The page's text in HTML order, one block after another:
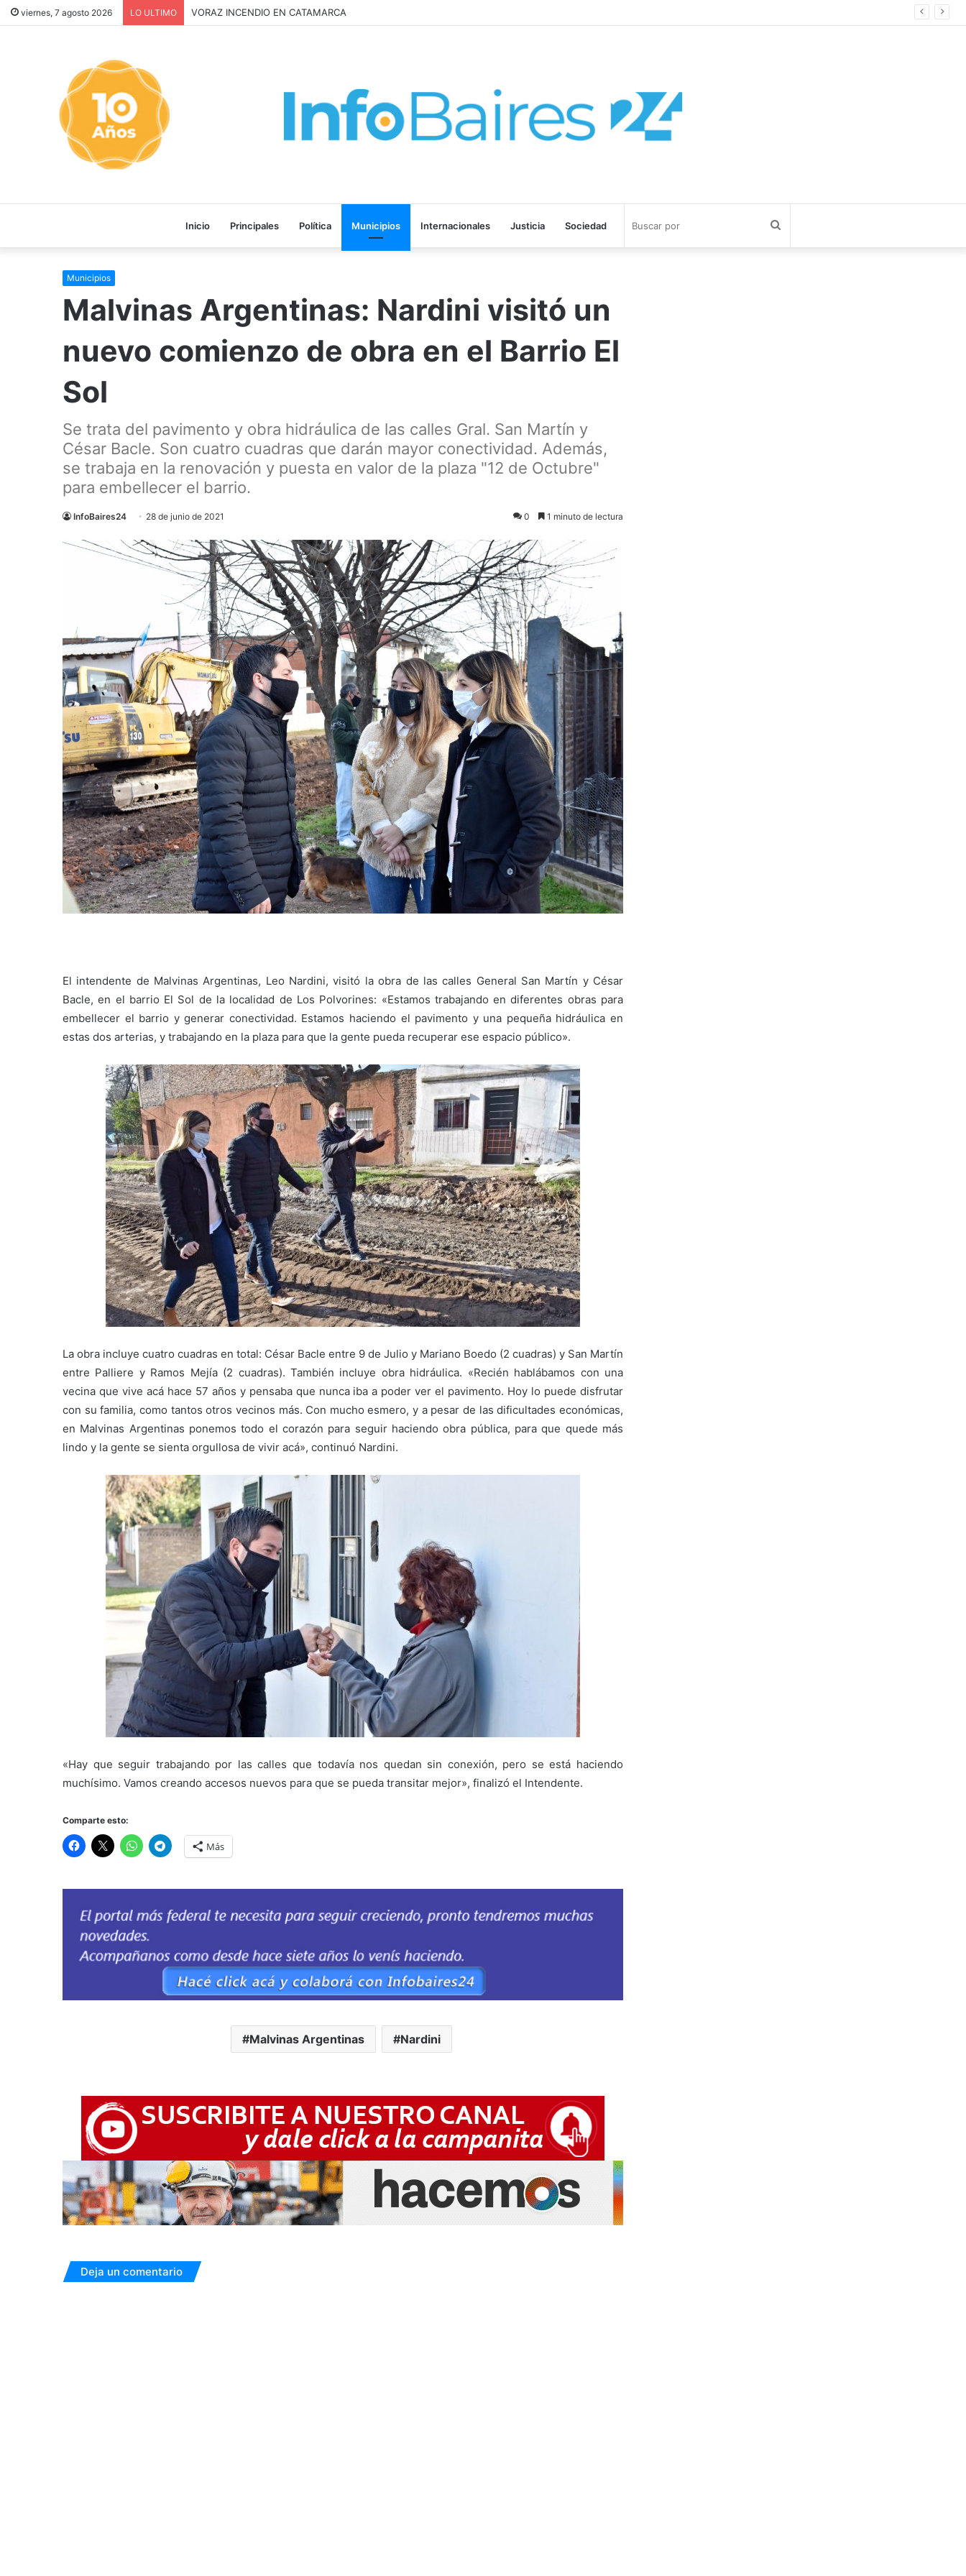
viernes, 7 agosto 2026 LO ULTIMO Inquilinos alertan por la Ley de Propiedad Privada
Inicio Principales Política Municipios Internacionales Justicia Sociedad
Municipios
Malvinas Argentinas: Nardini visitó un
nuevo comienzo de obra en el Barrio El
Sol
Se trata del pavimento y obra hidráulica de las calles Gral. San Martín y
César Bacle. Son cuatro cuadras que darán mayor conectividad. Además,
se trabaja en la renovación y puesta en valor de la plaza "12 de Octubre"
para embellecer el barrio.
InfoBaires24 28 de junio de 2021 0 1 minuto de lectura
El intendente de Malvinas Argentinas, Leo Nardini, visitó la obra de las calles General San Martín y César
Bacle, en el barrio El Sol de la localidad de Los Polvorines: «Estamos trabajando en diferentes obras para
embellecer el barrio y generar conectividad. Estamos haciendo el pavimento y una pequeña hidráulica en
estas dos arterias, y trabajando en la plaza para que la gente pueda recuperar ese espacio público».
La obra incluye cuatro cuadras en total: César Bacle entre 9 de Julio y Mariano Boedo (2 cuadras) y San Martín
entre Palliere y Ramos Mejía (2 cuadras). También incluye obra hidráulica. «Recién hablábamos con una
vecina que vive acá hace 57 años y pensaba que nunca iba a poder ver el pavimento. Hoy lo puede disfrutar
con su familia, como tantos otros vecinos más. Con mucho esmero, y a pesar de las dificultades económicas,
en Malvinas Argentinas ponemos todo el corazón para seguir haciendo obra pública, para que quede más
lindo y la gente se sienta orgullosa de vivir acá», continuó Nardini.
«Hay que seguir trabajando por las calles que todavía nos quedan sin conexión, pero se está haciendo
muchísimo. Vamos creando accesos nuevos para que se pueda transitar mejor», finalizó el Intendente.
Comparte esto:
Más
Malvinas Argentinas Nardini
Deja un comentario